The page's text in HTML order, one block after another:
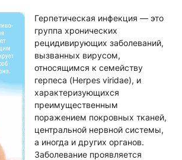
Герпетическая инфекция — это
группа хронических
рецидивирующих заболеваний,
вызванных вирусом,
относящимся к семейству
герпеса (Herpes viridae), и
характеризующихся
преимущественным
поражением покровных тканей,
центральной нервной системы,
а иногда и других органов.
Заболевание проявляется